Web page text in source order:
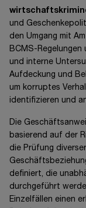
und
den Umgang mit
BCMS-
und interne
Aufdeckung und
um korruptes
identifizieren und
Die
basierend auf der
die Prüfung
definiert, die
durchgeführt
Einzelfällen einen